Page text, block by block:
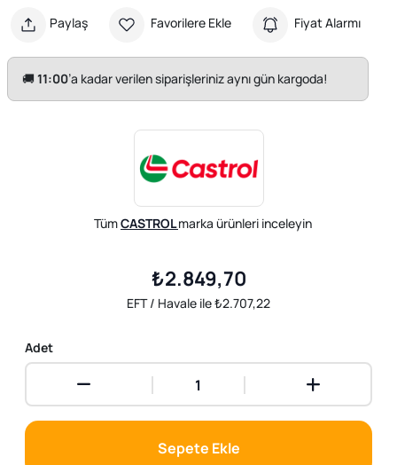
Paylaş Favorilere Ekle Fiyat Alarmı
🚚11:00’a kadar verilen siparişleriniz aynı gün kargoda!
TümCASTROLmarka ürünleri inceleyin
₺2.849,70
EFT / Havale ile ₺2.707,22
Adet
Sepete Ekle